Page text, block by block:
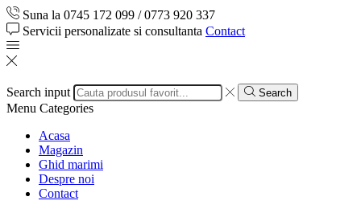
Suna la 0745 172 099 / 0773 920 337
Servicii personalizate si consultanta Contact
Search input Search
Menu Categories
Acasa
Magazin
Ghid marimi
Despre noi
Contact